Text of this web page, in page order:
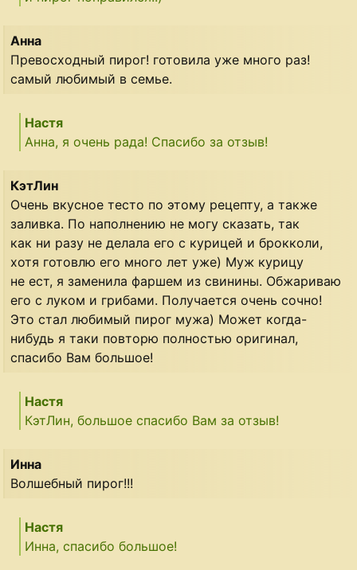
Анна
Превосходный пирог! готовила уже много раз!
самый любимый в семье.
Настя
Анна, я очень рада! Спасибо за отзыв!
КэтЛин
Очень вкусное тесто по этому рецепту, а также
заливка. По наполнению не могу сказать, так
как ни разу не делала его с курицей и брокколи,
хотя готовлю его много лет уже) Муж курицу
не ест, я заменила фаршем из свинины. Обжариваю
его с луком и грибами. Получается очень сочно!
Это стал любимый пирог мужа) Может когда-
нибудь я таки повторю полностью оригинал,
спасибо Вам большое!
Настя
КэтЛин, большое спасибо Вам за отзыв!
Инна
Волшебный пирог!!!
Настя
Инна, спасибо большое!